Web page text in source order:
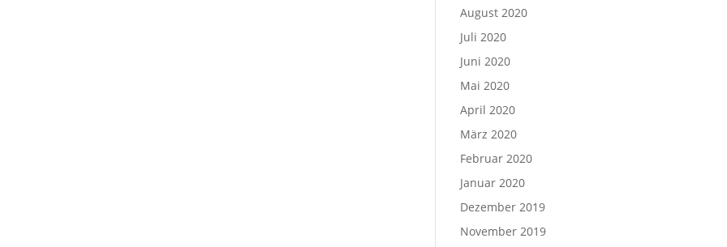
August 2020
Juli 2020
Juni 2020
Mai 2020
April 2020
März 2020
Februar 2020
Januar 2020
Dezember 2019
November 2019